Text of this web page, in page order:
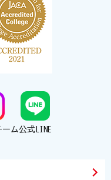
ーム公式LINE